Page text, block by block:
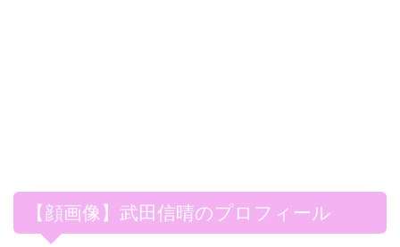
【顔画像】武田信晴のプロフィール